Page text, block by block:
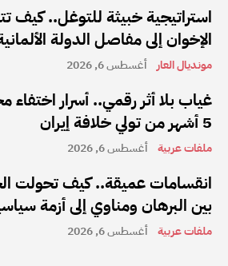
استراتيجية خبيثة للتوغل.. كيف
الإخوان إلى مفاصل الدولة
مونديال العار أغسطس 6, 2026
غياب بلا أثر رقمي.. أسرار اختفاء
5 أشهر من تولي خلافة إيران
ملفات عربية أغسطس 6, 2026
انقسامات عميقة.. كيف تحولت
بين البرهان ومناوي إلى أزمة
ملفات عربية أغسطس 6, 2026